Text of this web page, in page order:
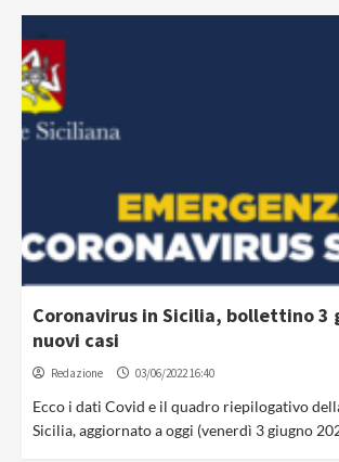
Coronavirus in Sicilia, bollettino 3
nuovi casi
Redazione 03/06/2022 16:40
Ecco i dati Covid e il quadro riepilogativo
Sicilia, aggiornato a oggi (venerdì 3 giugno